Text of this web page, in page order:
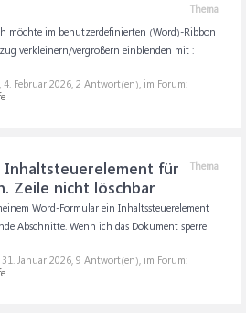
Thema
möchte im benutzerdefinierten (Word)-Ribbon
verkleinern/vergrößern einblenden mit :
, 4. Februar 2026, 2 Antwort(en), im Forum:
Thema
Inhaltsteuerelement für
Zeile nicht löschbar
Word-Formular ein Inhaltssteuerelement
Abschnitte. Wenn ich das Dokument sperre
31. Januar 2026, 9 Antwort(en), im Forum: